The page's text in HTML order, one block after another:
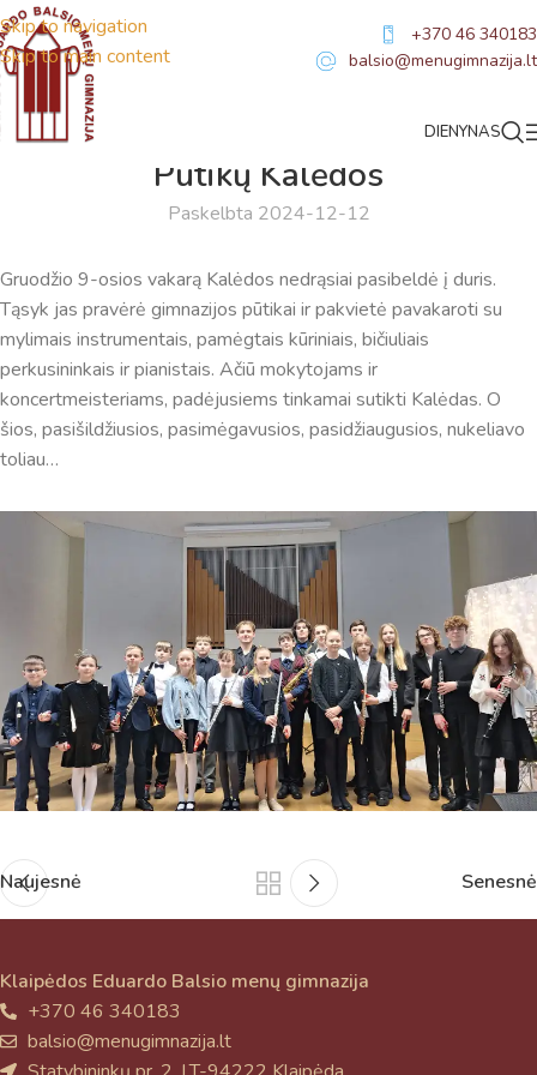
Skip to navigation
Skip to main content
+370 46 340183
balsio@menugimnazija.lt
DIENYNAS
Pūtikų Kalėdos
Paskelbta 2024-12-12
Gruodžio 9-osios vakarą Kalėdos nedrąsiai pasibeldė į duris.
Tąsyk jas pravėrė gimnazijos pūtikai ir pakvietė pavakaroti su
mylimais instrumentais, pamėgtais kūriniais, bičiuliais
perkusininkais ir pianistais. Ačiū mokytojams ir
koncertmeisteriams, padėjusiems tinkamai sutikti Kalėdas. O
šios, pasišildžiusios, pasimėgavusios, pasidžiaugusios, nukeliavo
toliau…
Naujesnė Senesnė
Klaipėdos Eduardo Balsio menų gimnazija
+370 46 340183
balsio@menugimnazija.lt
E. Balsio gimnazijos DI
Sveiki! Taip, aš esu virtualus. Tačiau dirbtinis intelektas
informaciją. Jei visgi man pritrūks išmanumo - pateiksiu
Jums reikiamus kontaktus, kur galėsite pasiklausti
atsakingo specialisto.
Taigi... kuo galėčiau Jums padėti?